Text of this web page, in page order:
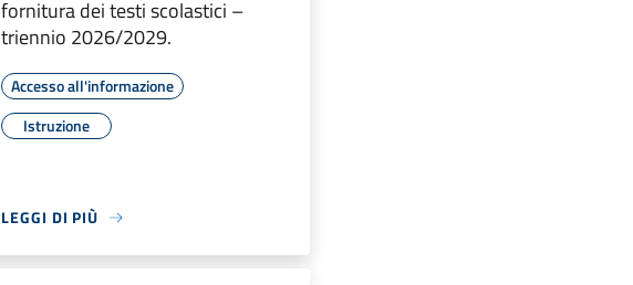
fornitura dei testi scolastici –
triennio 2026/2029.
Accesso all'informazione
Istruzione
LEGGI DI PIÙ